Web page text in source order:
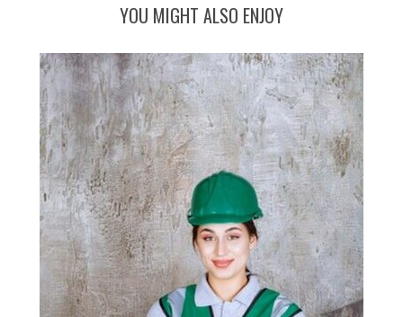
YOU MIGHT ALSO ENJOY